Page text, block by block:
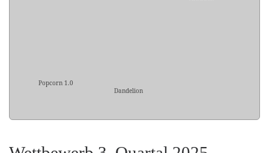
Popcorn 1.0
Dandelion